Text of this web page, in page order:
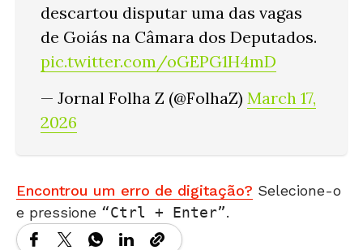
descartou disputar uma das vagas
de Goiás na Câmara dos Deputados.
pic.twitter.com/oGEPG1H4mD
— Jornal Folha Z (@FolhaZ) March 17,
2026
Encontrou um erro de digitação? Selecione-o
e pressione
Ctrl + Enter .